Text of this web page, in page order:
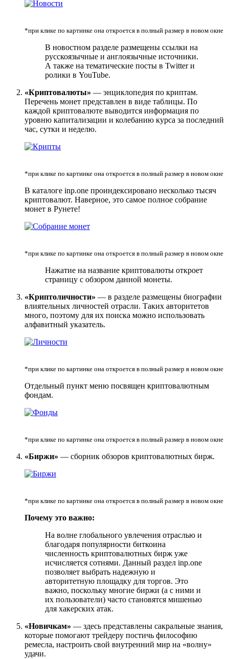
*при клике по картинке она откроется в полный размер в новом окне
В новостном разделе размещены ссылки на
русскоязычные и англоязычные источники.
А также на тематические посты в Twitter и
ролики в YouTube.
«Криптовалюты» — энциклопедия по криптам.
Перечень монет представлен в виде таблицы. По
каждой криптовалюте выводится информация по
уровню капитализации и колебанию курса за последний
час, сутки и неделю.
*при клике по картинке она откроется в полный размер в новом окне
В каталоге inp.one проиндексировано несколько тысяч
криптовалют. Наверное, это самое полное собрание
монет в Рунете!
*при клике по картинке она откроется в полный размер в новом окне
Нажатие на название криптовалюты откроет
страницу с обзором данной монеты.
«Криптоличности» — в разделе размещены биографии
влиятельных личностей отрасли. Таких авторитетов
много, поэтому для их поиска можно использовать
алфавитный указатель.
*при клике по картинке она откроется в полный размер в новом окне
Отдельный пункт меню посвящен криптовалютным
фондам.
*при клике по картинке она откроется в полный размер в новом окне
«Биржи» — сборник обзоров криптовалютных бирж.
*при клике по картинке она откроется в полный размер в новом окне
Почему это важно:
На волне глобального увлечения отраслью и
благодаря популярности биткоина
численность криптовалютных бирж уже
исчисляется сотнями. Данный раздел inp.one
позволяет выбрать надежную и
авторитетную площадку для торгов. Это
важно, поскольку многие биржи (а с ними и
их пользователи) часто становятся мишенью
для хакерских атак.
«Новичкам» — здесь представлены сакральные знания,
которые помогают трейдеру постичь философию
ремесла, настроить свой внутренний мир на «волну»
удачи.